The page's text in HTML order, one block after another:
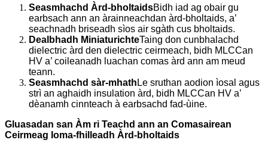
Seasmhachd Àrd-bholtaidsBidh iad ag obair gu
earbsach ann an àrainneachdan àrd-bholtaids, a’
seachnadh briseadh sìos air sgàth cus bholtaids.
Dealbhadh MiniaturichteTaing don cunbhalachd
dielectric àrd den dielectric ceirmeach, bidh MLCCan
HV a’ coileanadh luachan comas àrd ann am meud
teann.
Seasmhachd sàr-mhath Le sruthan aodion ìosal agus
strì an aghaidh insulation àrd, bidh MLCCan HV a’
dèanamh cinnteach à earbsachd fad-ùine.
Gluasadan san Àm ri Teachd ann an Comasairean
Ceirmeag Ioma-fhilleadh Àrd-bholtaids